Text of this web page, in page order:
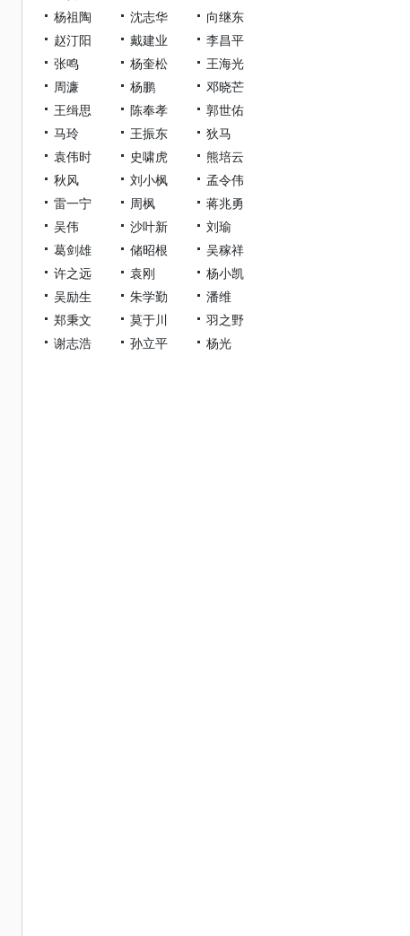
杨祖陶
沈志华
向继东
赵汀阳
戴建业
李昌平
张鸣
杨奎松
王海光
周濂
杨鹏
邓晓芒
王缉思
陈奉孝
郭世佑
马玲
王振东
狄马
袁伟时
史啸虎
熊培云
秋风
刘小枫
孟令伟
雷一宁
周枫
蒋兆勇
吴伟
沙叶新
刘瑜
葛剑雄
储昭根
吴稼祥
许之远
袁刚
杨小凯
吴励生
朱学勤
潘维
郑秉文
莫于川
羽之野
谢志浩
孙立平 杨光